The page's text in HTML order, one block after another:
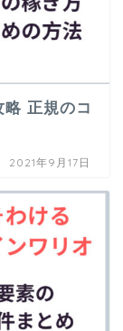
正規のコ
2021年9月17日